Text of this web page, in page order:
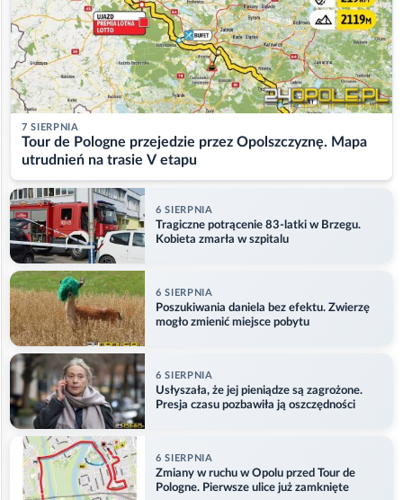
7 SIERPNIA
Tour de Pologne przejedzie przez Opolszczyznę. Mapa
utrudnień na trasie V etapu
6 SIERPNIA
Tragiczne potrącenie 83-latki w Brzegu.
Kobieta zmarła w szpitalu
6 SIERPNIA
Poszukiwania daniela bez efektu. Zwierzę
mogło zmienić miejsce pobytu
6 SIERPNIA
Usłyszała, że jej pieniądze są zagrożone.
Presja czasu pozbawiła ją oszczędności
6 SIERPNIA
Zmiany w ruchu w Opolu przed Tour de
Pologne. Pierwsze ulice już zamknięte